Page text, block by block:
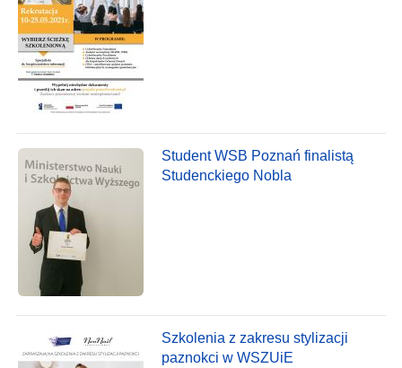
Student WSB Poznań finalistą
Studenckiego Nobla
Szkolenia z zakresu stylizacji
paznokci w WSZUiE